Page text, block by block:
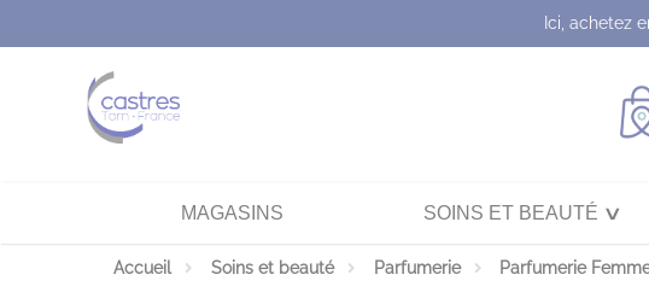
Ici, achetez
MAGASINS SOINS ET BEAUTÉ
Accueil Soins et beauté Parfumerie Parfumerie